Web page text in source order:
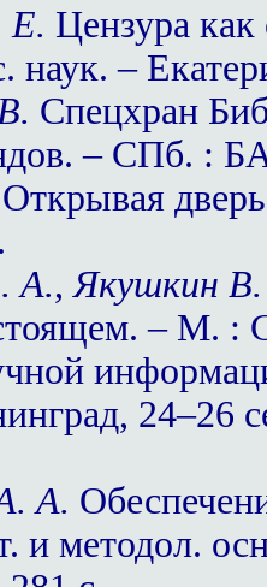
Е. Цензура
–
Спецхран
– СПб. :
Открывая
А., Якушкин
– М. :
24–26
А.
и методол.